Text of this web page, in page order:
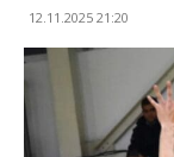
12.11.2025 21:20